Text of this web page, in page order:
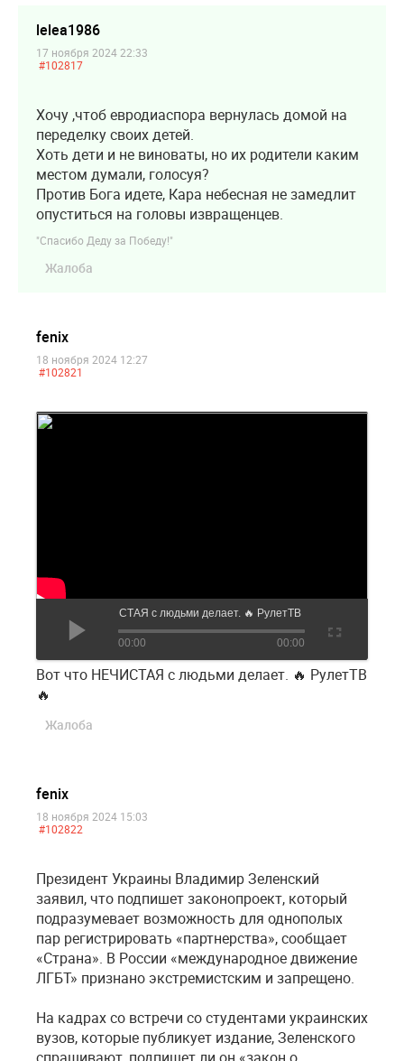
lelea1986
17 ноября 2024 22:33
#102817
Хочу ,чтоб евродиаспора вернулась домой на
переделку своих детей.
Хоть дети и не виноваты, но их родители каким
местом думали, голосуя?
Против Бога идете, Кара небесная не замедлит
опуститься на головы извращенцев.
"Спасибо Деду за Победу!"
Жалоба
fenix
18 ноября 2024 12:27
#102821
Вот что НЕЧИСТАЯ с людьми делает. 🔥 РулетТВ 🔥
00:00 00:00
Вот что НЕЧИСТАЯ с людьми делает. 🔥 РулетТВ
🔥
Жалоба
fenix
18 ноября 2024 15:03
#102822
Президент Украины Владимир Зеленский
заявил, что подпишет законопроект, который
подразумевает возможность для однополых
пар регистрировать «партнерства», сообщает
«Страна». В России «международное движение
ЛГБТ» признано экстремистским и запрещено.
На кадрах со встречи со студентами украинских
вузов, которые публикует издание, Зеленского